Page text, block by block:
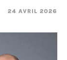
24 AVRIL 2026